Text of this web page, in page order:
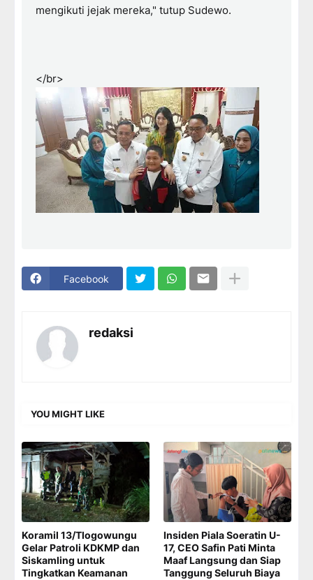
mengikuti jejak mereka," tutup Sudewo.
</br>
Facebook
redaksi
YOU MIGHT LIKE
Koramil 13/Tlogowungu
Gelar Patroli KDKMP dan
Siskamling untuk
Tingkatkan Keamanan
Insiden Piala Soeratin U-
17, CEO Safin Pati Minta
Maaf Langsung dan Siap
Tanggung Seluruh Biaya